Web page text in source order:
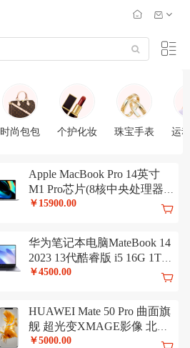
时尚包包 个护化妆 珠宝手表 运
Apple MacBook Pro 14英寸
M1 Pro芯片(8核中央处理器
14核图形处理器) 16G 512G
￥15900.00
华为笔记本电脑MateBook 14
2023 13代酷睿版 i5 16G 1T
14英寸轻薄办公本/2K触控全
￥4500.00
HUAWEI Mate 50 Pro 曲面旗
舰 超光变XMAGE影像 北斗
卫星消息 256GB 冰霜银 华为
￥5000.00